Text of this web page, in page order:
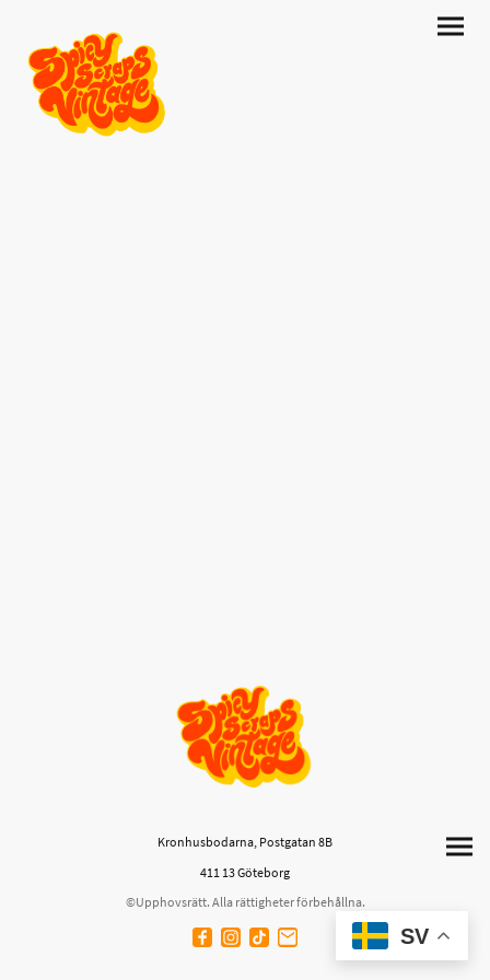
Kronhusbodarna, Postgatan 8B
411 13 Göteborg
©Upphovsrätt. Alla rättigheter förbehållna.
SV